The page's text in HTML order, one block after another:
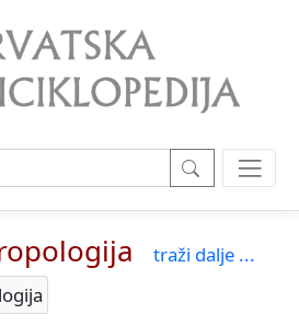
traži dalje ...